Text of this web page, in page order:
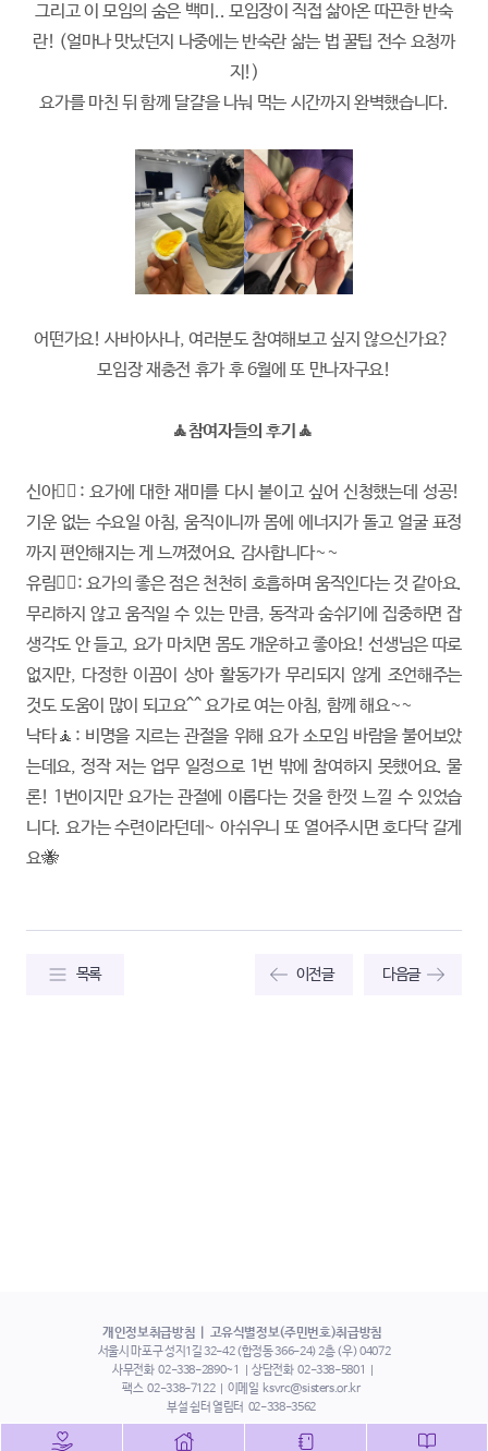
그리고 이 모임의 숨은 백미.. 모임장이 직접 삶아온 따끈한 반숙
란! (얼마나 맛났던지 나중에는 반숙란 삶는 법 꿀팁 전수 요청까
지!)
요가를 마친 뒤 함께 달걀을 나눠 먹는 시간까지 완벽했습니다.
어떤가요! 사바아사나, 여러분도 참여해보고 싶지 않으신가요?
모임장 재충전 휴가 후 6월에 또 만나자구요!
🧘참여자들의 후기🧘
신아🧘‍♀️: 요가에 대한 재미를 다시 붙이고 싶어 신청했는데 성공!
기운 없는 수요일 아침, 움직이니까 몸에 에너지가 돌고 얼굴 표정
까지 편안해지는 게 느껴졌어요. 감사합니다~~
유림🧘‍♂️:요가의 좋은 점은 천천히 호흡하며 움직인다는 것 같아요.
무리하지 않고 움직일 수 있는 만큼, 동작과 숨쉬기에 집중하면 잡
생각도 안 들고, 요가 마치면 몸도 개운하고 좋아요! 선생님은 따로
없지만, 다정한 이끔이 상아 활동가가 무리되지 않게 조언해주는
것도 도움이 많이 되고요^^ 요가로 여는 아침, 함께 해요~~
낙타🧘: 비명을 지르는 관절을 위해 요가 소모임 바람을 불어보았
는데요, 정작 저는 업무 일정으로 1번 밖에 참여하지 못했어요. 물
론! 1번이지만 요가는 관절에 이롭다는 것을 한껏 느낄 수 있었습
니다. 요가는 수련이라던데~ 아쉬우니 또 열어주시면 호다닥 갈게
요🐝
목록 이전글 다음글
개인정보취급방침 고유식별정보(주민번호)취급방침
서울시 마포구 성지1길 32-42 (합정동 366-24) 2층 (우) 04072
사무전화 02-338-2890~1 상담전화 02-338-5801
팩스 02-338-7122 이메일 ksvrc@sisters.or.kr
부설 쉼터 열림터 02-338-3562